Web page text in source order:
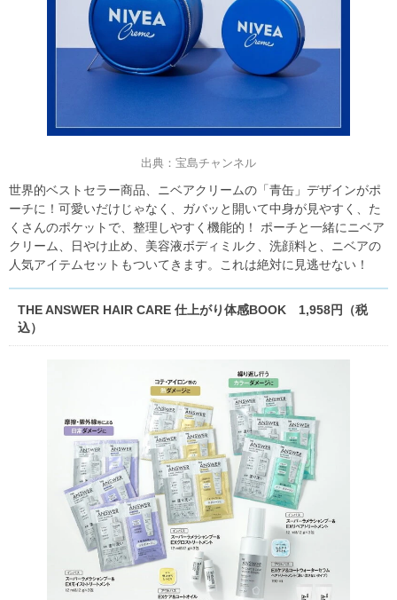
出典：宝島チャンネル
世界的ベストセラー商品、ニベアクリームの「青缶」デザインがポ
ーチに！可愛いだけじゃなく、ガバッと開いて中身が見やすく、た
くさんのポケットで、整理しやすく機能的！ ポーチと一緒にニベア
クリーム、日やけ止め、美容液ボディミルク、洗顔料と、ニベアの
人気アイテムセットもついてきます。これは絶対に見逃せない！
THE ANSWER HAIR CARE 仕上がり体感BOOK 1,958円（税
込）